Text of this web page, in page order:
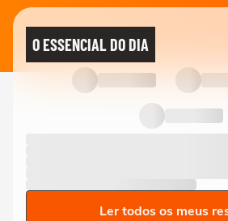
O ESSENCIAL DO DIA
Ler todos os meus